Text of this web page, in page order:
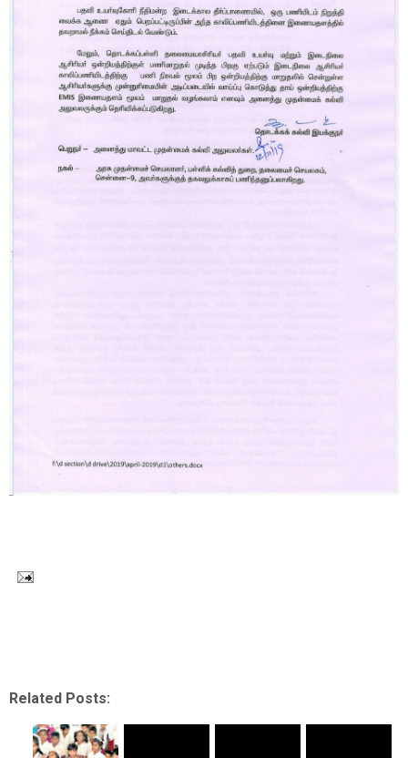
Related Posts: